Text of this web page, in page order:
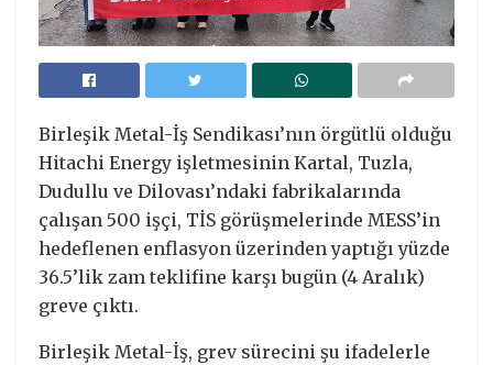
Birleşik Metal-İş Sendikası’nın örgütlü olduğu
Hitachi Energy işletmesinin Kartal, Tuzla,
Dudullu ve Dilovası’ndaki fabrikalarında
çalışan 500 işçi, TİS görüşmelerinde MESS’in
hedeflenen enflasyon üzerinden yaptığı yüzde
36.5’lik zam teklifine karşı bugün (4 Aralık)
greve çıktı.
Birleşik Metal-İş, grev sürecini şu ifadelerle